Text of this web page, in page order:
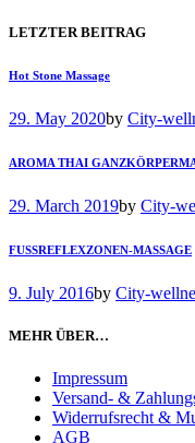
LETZTER BEITRAG
Hot Stone Massage
29. May 2020by City-
AROMA THAI
29. March 2019by City-
FUSSREFLEXZONEN-MASSAGE
9. July 2016by City-
MEHR ÜBER…
Impressum
Versand- &
Widerrufsrecht &
AGB